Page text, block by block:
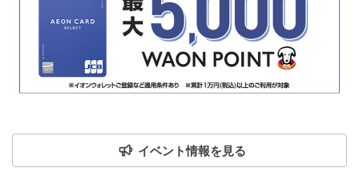
イベント情報を見る